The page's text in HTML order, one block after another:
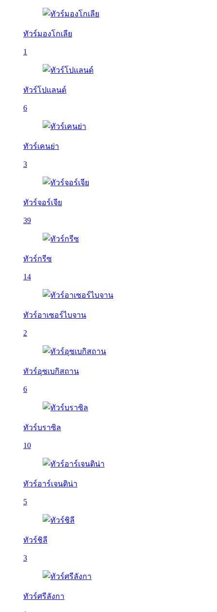
ทัวร์มองโกเลีย
1
ทัวร์โปแลนด์
6
ทัวร์เคนย่า
3
ทัวร์จอร์เจีย
39
ทัวร์กรีซ
14
ทัวร์อาเซอร์ไบจาน
2
ทัวร์อุซเบกิสถาน
6
ทัวร์บราซิล
10
ทัวร์อาร์เจนติน่า
5
ทัวร์ชิลี
3
ทัวร์ศรีลังกา